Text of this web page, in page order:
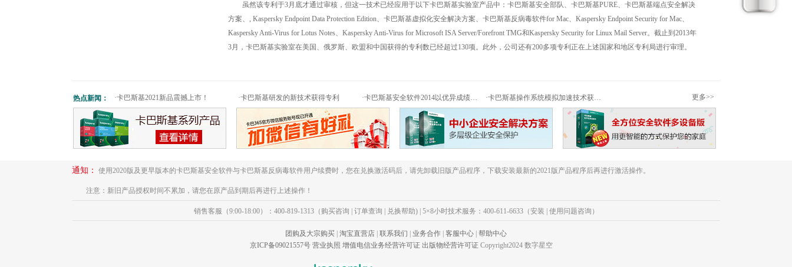
虽然该专利于3月底才通过审核，但这一技术已经应用于以下卡巴斯基实验室产品中：卡巴斯基安全部队、卡巴斯基PURE、卡巴斯基端点安全解决
方案、, Kaspersky Endpoint Data Protection Edition、卡巴斯基虚拟化安全解决方案、卡巴斯基反病毒软件for Mac、Kaspersky Endpoint Security for Mac、
Kaspersky Anti-Virus for Lotus Notes、Kaspersky Anti-Virus for Microsoft ISA Server/Forefront TMG和Kaspersky Security for Linux Mail Server。截止到2013年
3月，卡巴斯基实验室在美国、俄罗斯、欧盟和中国获得的专利数已经超过130项。此外，公司还有200多项专利正在上述国家和地区专利局进行审理。
热点新闻： ·卡巴斯基2021新品震撼上市！ ·卡巴斯基研发的新技术获得专利 ·卡巴斯基安全软件2014以优异成绩通过权威测试 ·卡巴斯基操作系统模拟加速技术获专利 更多>>
通知： 使用2020版及更早版本的卡巴斯基安全软件与卡巴斯基反病毒软件用户续费时，您在兑换激活码后，请先卸载旧版产品程序，下载安装最新的2021版产品程序后再进行激活操作。
注意：新旧产品授权时间不累加，请您在原产品到期后再进行上述操作！
销售客服（9:00-18:00）：400-819-1313（购买咨询 | 订单查询 | 兑换帮助) | 5×8小时技术服务：400-611-6633（安装 | 使用问题咨询）
团购及大宗购买 淘宝直营店 联系我们 业务合作 客服中心 帮助中心
京ICP备09021557号 营业执照 增值电信业务经营许可证 出版物经营许可证 Copyright2024 数字星空